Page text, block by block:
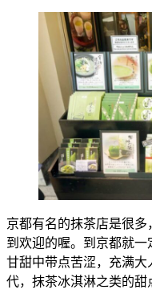
京都有名的抹茶店是很
到欢迎的喔。到京都就
甘甜中带点苦涩，充满
代，抹茶冰淇淋之类的甜